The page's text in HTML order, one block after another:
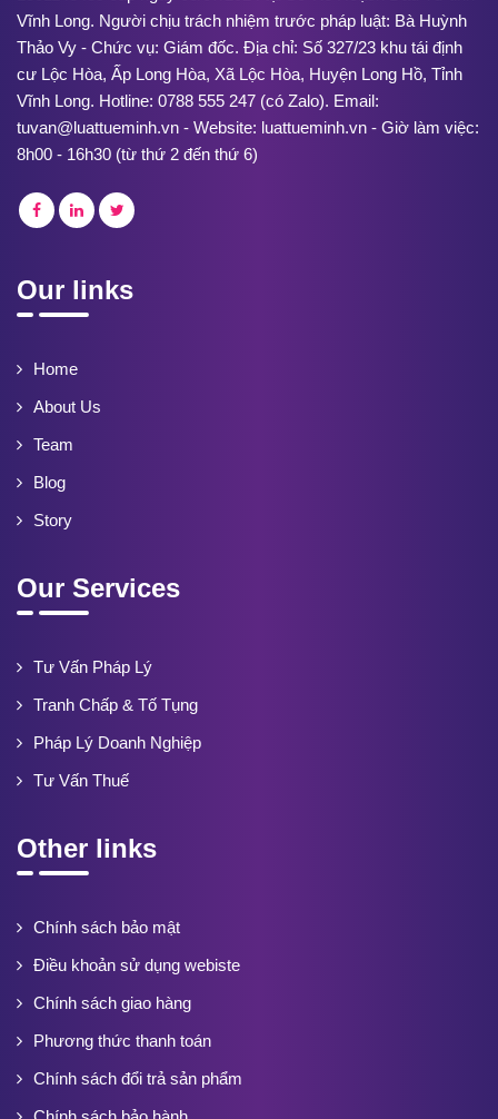
Vĩnh Long. Người chịu trách nhiệm trước pháp luật: Bà Huỳnh
Thảo Vy - Chức vụ: Giám đốc. Địa chỉ: Số 327/23 khu tái định
cư Lộc Hòa, Ấp Long Hòa, Xã Lộc Hòa, Huyện Long Hồ, Tỉnh
Vĩnh Long. Hotline: 0788 555 247 (có Zalo). Email:
tuvan@luattueminh.vn - Website: luattueminh.vn - Giờ làm việc:
8h00 - 16h30 (từ thứ 2 đến thứ 6)
Our links
Home
About Us
Team
Blog
Story
Our Services
Tư Vấn Pháp Lý
Tranh Chấp & Tố Tụng
Pháp Lý Doanh Nghiệp
Tư Vấn Thuế
Other links
Chính sách bảo mật
Điều khoản sử dụng webiste
Chính sách giao hàng
Phương thức thanh toán
Chính sách đổi trả sản phẩm